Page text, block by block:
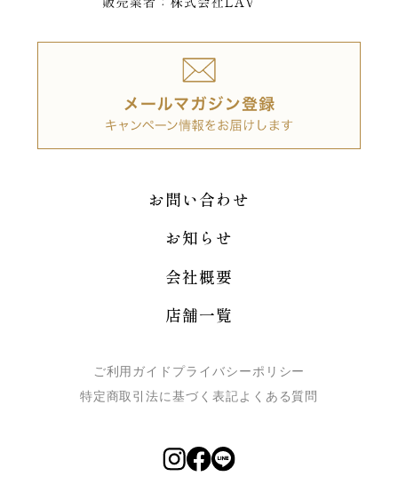
お問い合わせ
お知らせ
会社概要
店舗一覧
ご利用ガイド プライバシーポリシー
特定商取引法に基づく表記よくある質問